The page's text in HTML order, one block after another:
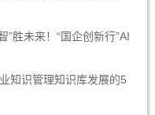
”胜未来！“国企创新行”AI
知识管理知识库发展的5